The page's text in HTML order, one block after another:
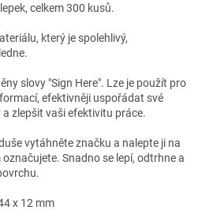
celkem 300 kusů.
který je spolehlivý,
slovy "Sign Here". Lze je použít pro
efektivněji uspořádat své
zlepšit vaši efektivitu práce.
vytáhněte značku a nalepte ji na
Snadno se lepí, odtrhne a
x 12 mm